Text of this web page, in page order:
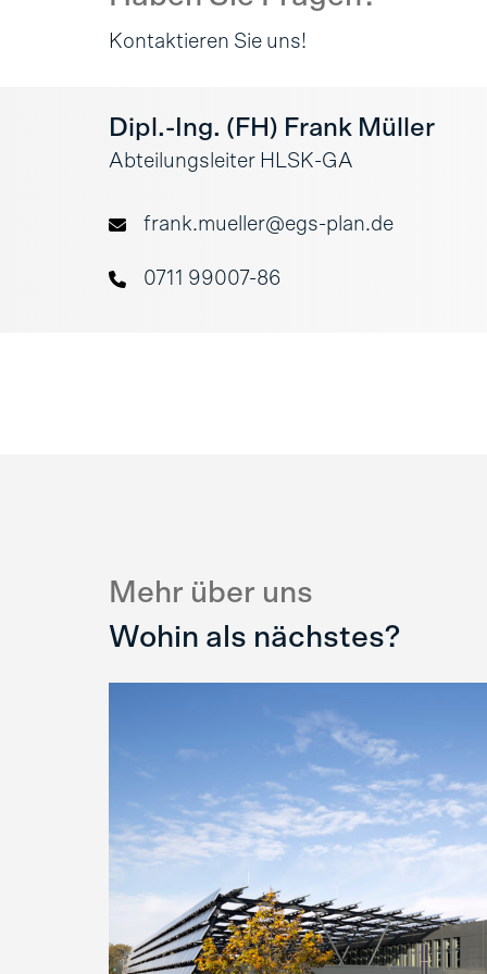
Kontaktieren Sie uns!
Dipl.-Ing. (FH) Frank Müller
Abteilungsleiter HLSK-GA
frank.mueller@egs-plan.de
0711 99007-86
Mehr über uns
Wohin als nächstes?